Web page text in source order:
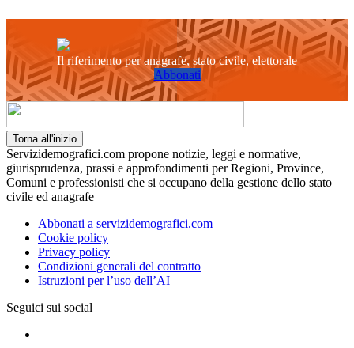
Il riferimento per anagrafe, stato civile, elettorale
Abbonati
Torna all'inizio
Servizidemografici.com propone notizie, leggi e normative,
giurisprudenza, prassi e approfondimenti per Regioni, Province,
Comuni e professionisti che si occupano della gestione dello stato
civile ed anagrafe
Abbonati a servizidemografici.com
Cookie policy
Privacy policy
Condizioni generali del contratto
Istruzioni per l’uso dell’AI
Seguici sui social